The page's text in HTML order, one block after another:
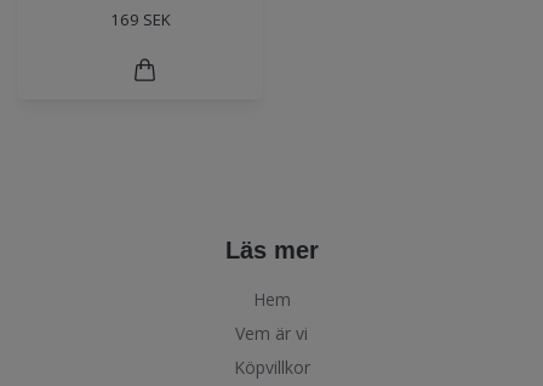
169 SEK
Läs mer
Hem
Vem är vi
Köpvillkor